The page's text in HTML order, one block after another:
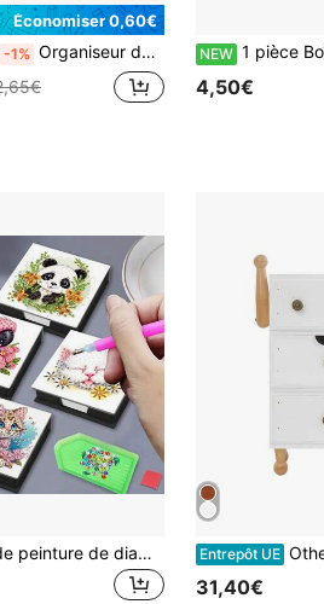
Économiser 0,60€
-1% Organiseur de bureau en bambou à 3 tiroirs (2 tiroirs sur 1) NEW 1 pièce Boîte de rangement pour marque-page en bois sculpté avec squelette d'Halloween lisant "Mort à l'intérieur
4,50€
1 pièce Kit de peinture de diamant 5D - Marque-page/Boîte de rangement, cristaux de forme spéciale, motifs de chat, panda, oiseau, mosaïque de diamant DIY, support de mémo, convient pour ranger les notes et comme décoration de bureau, comprend 150 feuilles de mémo Entrepôt UE Other
31,40€